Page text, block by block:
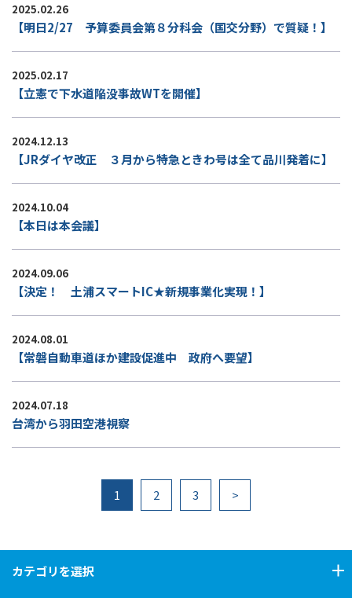
2025.02.26
【明日2/27 予算委員会第８分科会（国交分野）で質疑！】
2025.02.17
【立憲で下水道陥没事故WTを開催】
2024.12.13
【JRダイヤ改正 ３月から特急ときわ号は全て品川発着に】
2024.10.04
【本日は本会議】
2024.09.06
【決定！ 土浦スマートIC★新規事業化実現！】
2024.08.01
【常磐自動車道ほか建設促進中 政府へ要望】
2024.07.18
台湾から羽田空港視察
1 2 3 >
カテゴリを選択